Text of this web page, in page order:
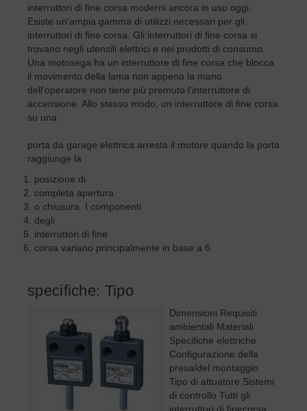
interruttori di fine corsa moderni ancora in uso oggi.
Esiste un'ampia gamma di utilizzi necessari per gli
interruttori di fine corsa. Gli interruttori di fine corsa si
trovano negli utensili elettrici e nei prodotti di consumo.
Una motosega ha un interruttore di fine corsa che blocca
il movimento della lama non appena la mano
dell'operatore non tiene più premuto l'interruttore di
accensione. Allo stesso modo, un interruttore di fine corsa
su una
porta da garage elettrica arresta il motore quando la porta
raggiunge la
posizione di
completa apertura
o chiusura. I componenti
degli
interruttori di fine
corsa variano principalmente in base a 6
specifiche: Tipo
Dimensioni Requisiti
ambientali Materiali
Specifiche elettriche
Configurazione della
presa/del montaggio
Tipo di attuatore Sistemi
di controllo Tutti gli